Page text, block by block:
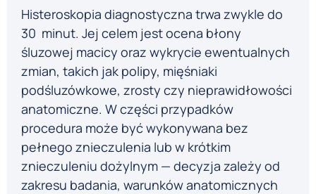
Histeroskopia diagnostyczna trwa zwykle do
30 minut. Jej celem jest ocena błony
śluzowej macicy oraz wykrycie ewentualnych
zmian, takich jak polipy, mięśniaki
podśluzówkowe, zrosty czy nieprawidłowości
anatomiczne. W części przypadków
procedura może być wykonywana bez
pełnego znieczulenia lub w krótkim
znieczuleniu dożylnym — decyzja zależy od
zakresu badania, warunków anatomicznych